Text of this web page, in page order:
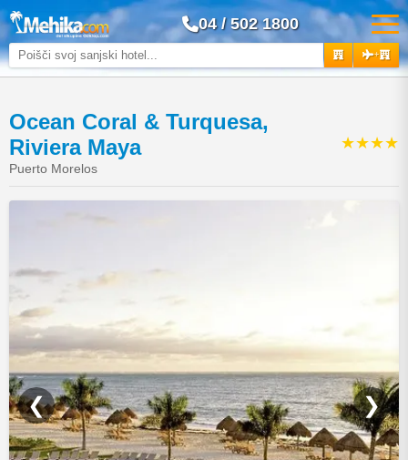
04 / 502 1800
+
Ocean Coral & Turquesa,
Riviera Maya
Puerto Morelos
★★★★
❮ ❯